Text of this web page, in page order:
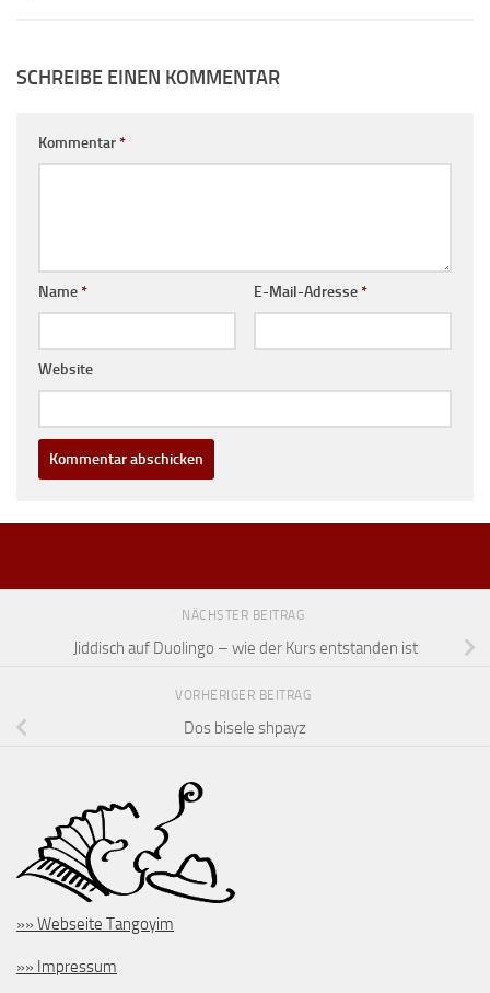
SCHREIBE EINEN KOMMENTAR
Kommentar*
Name* E-Mail-Adresse*
Website
NÄCHSTER BEITRAG
Jiddisch auf Duolingo – wie der Kurs entstanden ist
VORHERIGER BEITRAG
Dos bisele shpayz
»» Webseite Tangoyim
»» Impressum